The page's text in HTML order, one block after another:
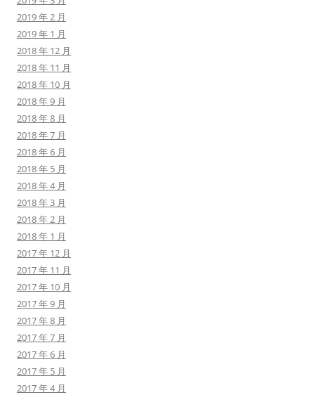
2019 年 2 月
2019 年 1 月
2018 年 12 月
2018 年 11 月
2018 年 10 月
2018 年 9 月
2018 年 8 月
2018 年 7 月
2018 年 6 月
2018 年 5 月
2018 年 4 月
2018 年 3 月
2018 年 2 月
2018 年 1 月
2017 年 12 月
2017 年 11 月
2017 年 10 月
2017 年 9 月
2017 年 8 月
2017 年 7 月
2017 年 6 月
2017 年 5 月
2017 年 4 月